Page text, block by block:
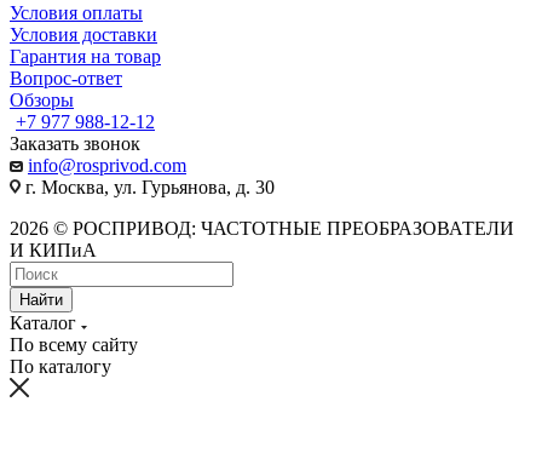
Условия оплаты
Условия доставки
Гарантия на товар
Вопрос-ответ
Обзоры
+7 977 988-12-12
Заказать звонок
info@rosprivod.com
г. Москва, ул. Гурьянова, д. 30
2026 © РОСПРИВОД: ЧАСТОТНЫЕ ПРЕОБРАЗОВАТЕЛИ
И КИПиА
Найти
Каталог
По всему сайту
По каталогу